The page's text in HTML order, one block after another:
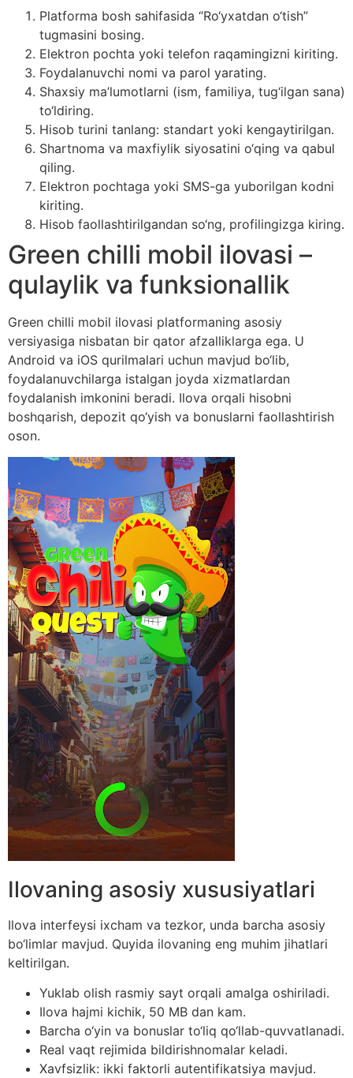
Platforma bosh sahifasida “Ro‘yxatdan o‘tish”
tugmasini bosing.
Elektron pochta yoki telefon raqamingizni kiriting.
Foydalanuvchi nomi va parol yarating.
Shaxsiy ma’lumotlarni (ism, familiya, tug‘ilgan sana)
to‘ldiring.
Hisob turini tanlang: standart yoki kengaytirilgan.
Shartnoma va maxfiylik siyosatini o‘qing va qabul
qiling.
Elektron pochtaga yoki SMS-ga yuborilgan kodni
kiriting.
Hisob faollashtirilgandan so‘ng, profilingizga kiring.
Green chilli mobil ilovasi –
qulaylik va funksionallik
Green chilli mobil ilovasi platformaning asosiy
versiyasiga nisbatan bir qator afzalliklarga ega. U
Android va iOS qurilmalari uchun mavjud bo‘lib,
foydalanuvchilarga istalgan joyda xizmatlardan
foydalanish imkonini beradi. Ilova orqali hisobni
boshqarish, depozit qo‘yish va bonuslarni faollashtirish
oson.
Ilovaning asosiy xususiyatlari
Ilova interfeysi ixcham va tezkor, unda barcha asosiy
bo‘limlar mavjud. Quyida ilovaning eng muhim jihatlari
keltirilgan.
Yuklab olish rasmiy sayt orqali amalga oshiriladi.
Ilova hajmi kichik, 50 MB dan kam.
Barcha o‘yin va bonuslar to‘liq qo‘llab-quvvatlanadi.
Real vaqt rejimida bildirishnomalar keladi.
Xavfsizlik: ikki faktorli autentifikatsiya mavjud.